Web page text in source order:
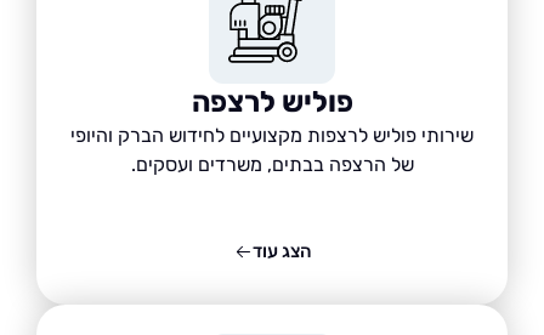
פוליש לרצפה
שירותי פוליש לרצפות מקצועיים לחידוש הברק והיופי
של הרצפה בבתים, משרדים ועסקים.